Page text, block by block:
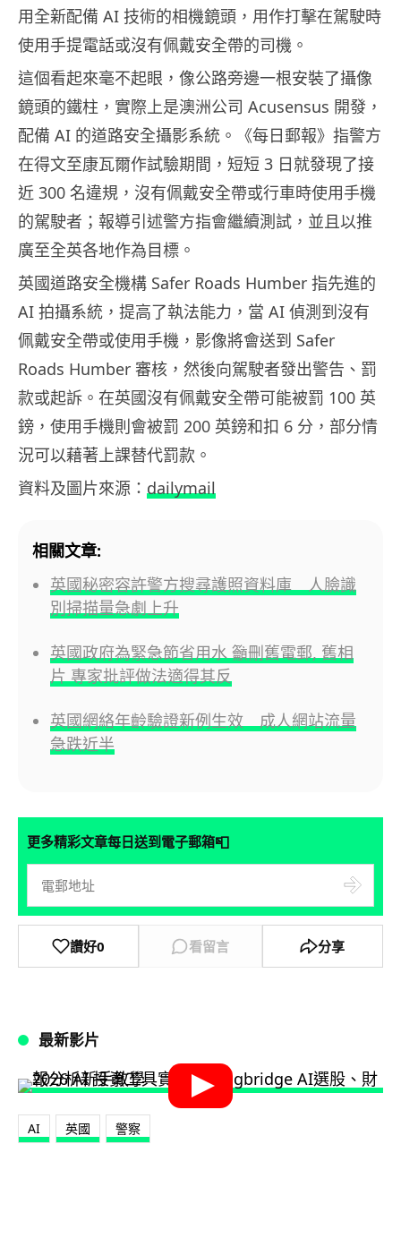
用全新配備 AI 技術的相機鏡頭，用作打擊在駕駛時
使用手提電話或沒有佩戴安全帶的司機。
這個看起來毫不起眼，像公路旁邊一根安裝了攝像
鏡頭的鐵柱，實際上是澳洲公司 Acusensus 開發，
配備 AI 的道路安全攝影系統。《每日郵報》指警方
在得文至康瓦爾作試驗期間，短短 3 日就發現了接
近 300 名違規，沒有佩戴安全帶或行車時使用手機
的駕駛者；報導引述警方指會繼續測試，並且以推
廣至全英各地作為目標。
英國道路安全機構 Safer Roads Humber 指先進的
AI 拍攝系統，提高了執法能力，當 AI 偵測到沒有
佩戴安全帶或使用手機，影像將會送到 Safer
Roads Humber 審核，然後向駕駛者發出警告、罰
款或起訴。在英國沒有佩戴安全帶可能被罰 100 英
鎊，使用手機則會被罰 200 英鎊和扣 6 分，部分情
況可以藉著上課替代罰款。
資料及圖片來源： dailymail
相關文章:
英國秘密容許警方搜尋護照資料庫 人臉識
別掃描量急劇上升
英國政府為緊急節省用水 籲刪舊電郵, 舊相
片 專家批評做法適得其反
英國網絡年齡驗證新例生效 成人網站流量
急跌近半
更多精彩文章每日送到電子郵箱📮
讚好0 看留言 分享
最新影片
AI 英國 警察